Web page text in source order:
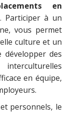
en
Participer à un
vous permet
culture et un
développer des
en équipe,
personnels, le